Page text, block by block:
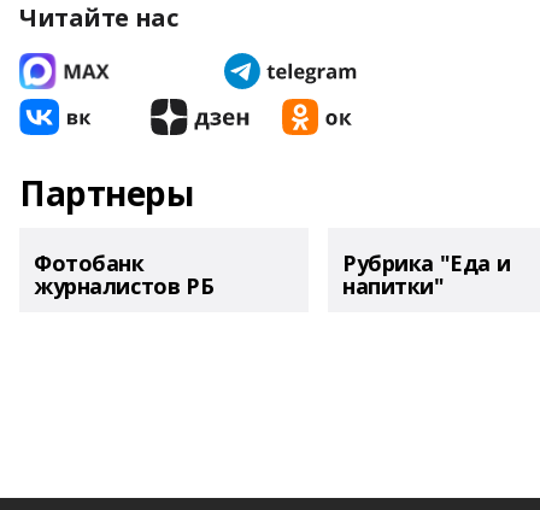
Читайте нас
Партнеры
Фотобанк
журналистов РБ
Рубрика "Еда и
напитки"